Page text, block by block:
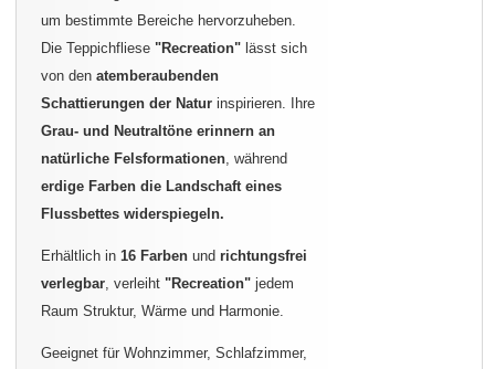
um bestimmte Bereiche hervorzuheben.
Die Teppichfliese "Recreation" lässt sich
von den atemberaubenden
Schattierungen der Natur inspirieren. Ihre
Grau- und Neutraltöne erinnern an
natürliche Felsformationen , während
erdige Farben die Landschaft eines
Flussbettes widerspiegeln.
Erhältlich in 16 Farben und richtungsfrei
verlegbar , verleiht "Recreation" jedem
Raum Struktur, Wärme und Harmonie.
Geeignet für Wohnzimmer, Schlafzimmer,